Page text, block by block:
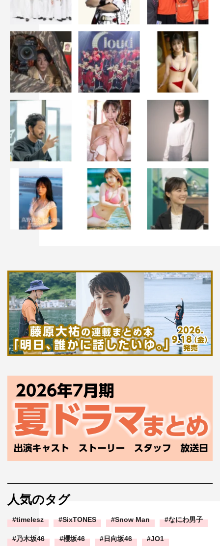
人気のタグ
timelesz SixTONES Snow Man なにわ男子
乃木坂46 櫻坂46 日向坂46 JO1